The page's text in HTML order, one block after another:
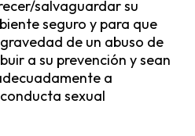
salvaguardar su
seguro y para que
de un abuso de
a su prevención y sean
a
sexual